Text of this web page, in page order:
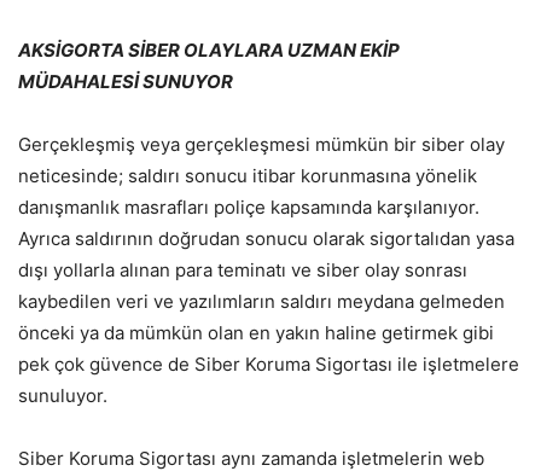
AKSİGORTA SİBER OLAYLARA UZMAN EKİP
MÜDAHALESİ SUNUYOR
Gerçekleşmiş veya gerçekleşmesi mümkün bir siber olay
neticesinde; saldırı sonucu itibar korunmasına yönelik
danışmanlık masrafları poliçe kapsamında karşılanıyor.
Ayrıca saldırının doğrudan sonucu olarak sigortalıdan yasa
dışı yollarla alınan para teminatı ve siber olay sonrası
kaybedilen veri ve yazılımların saldırı meydana gelmeden
önceki ya da mümkün olan en yakın haline getirmek gibi
pek çok güvence de Siber Koruma Sigortası ile işletmelere
sunuluyor.
Siber Koruma Sigortası aynı zamanda işletmelerin web